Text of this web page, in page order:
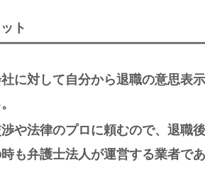
ト
に対して自分から退職の意思表
や法律のプロに頼むので、退職
も弁護士法人が運営する業者で